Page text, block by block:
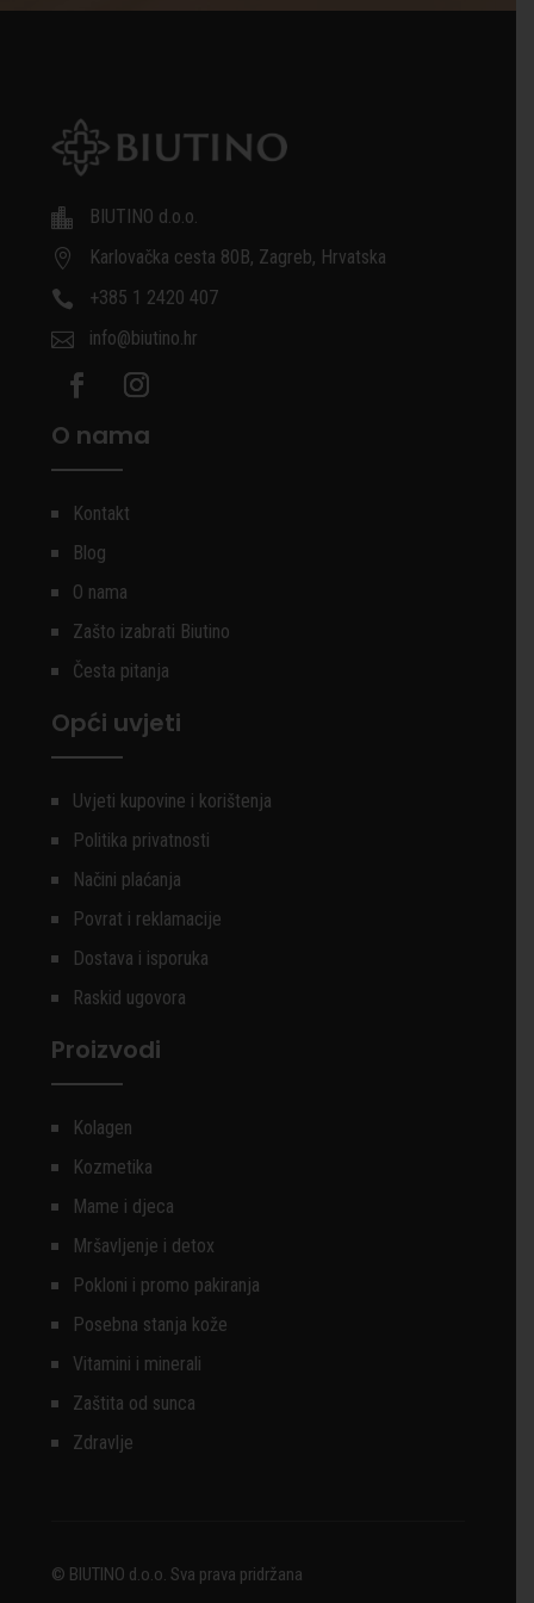

BIUTINO d.o.o.

Karlovačka cesta 80B, Zagreb, Hrvatska

+385 1 2420 407

info@biutino.hr
O nama
Kontakt
Blog
O nama
Zašto izabrati Biutino
Česta pitanja
Opći uvjeti
Uvjeti kupovine i korištenja
Politika privatnosti
Načini plaćanja
Povrat i reklamacije
Dostava i isporuka
Raskid ugovora
Proizvodi
Kolagen
Kozmetika
Mame i djeca
Mršavljenje i detox
Pokloni i promo pakiranja
Posebna stanja kože
Vitamini i minerali
Zaštita od sunca
Zdravlje
© BIUTINO d.o.o. Sva prava pridržana